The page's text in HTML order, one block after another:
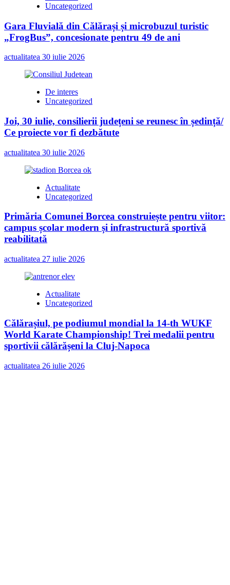
1,3
de
lei
Uncategorized
Gara Fluvială din Călărași și microbuzul turistic
„FrogBus”, concesionate pentru 49 de ani
actualitatea 30 iulie 2026
De interes
Uncategorized
Joi, 30 iulie, consilierii județeni se reunesc în ședință/
Ce proiecte vor fi dezbătute
actualitatea 30 iulie 2026
Actualitate
Uncategorized
Primăria Comunei Borcea construiește pentru viitor:
campus școlar modern și infrastructură sportivă
reabilitată
actualitatea 27 iulie 2026
Actualitate
Uncategorized
Călărașiul, pe podiumul mondial la 14-th WUKF
World Karate Championship! Trei medalii pentru
sportivii călărășeni la Cluj-Napoca
actualitatea 26 iulie 2026